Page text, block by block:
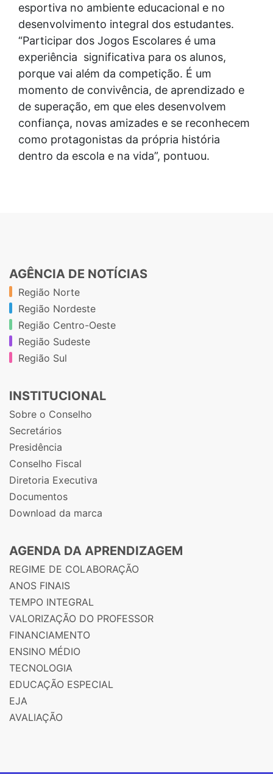
esportiva no ambiente educacional e no
desenvolvimento integral dos estudantes.
“Participar dos Jogos Escolares é uma
experiência significativa para os alunos,
porque vai além da competição. É um
momento de convivência, de aprendizado e
de superação, em que eles desenvolvem
confiança, novas amizades e se reconhecem
como protagonistas da própria história
dentro da escola e na vida”, pontuou.
AGÊNCIA DE NOTÍCIAS
Região Norte
Região Nordeste
Região Centro-Oeste
Região Sudeste
Região Sul
INSTITUCIONAL
Sobre o Conselho
Secretários
Presidência
Conselho Fiscal
Diretoria Executiva
Documentos
Download da marca
AGENDA DA APRENDIZAGEM
REGIME DE COLABORAÇÃO
ANOS FINAIS
TEMPO INTEGRAL
VALORIZAÇÃO DO PROFESSOR
FINANCIAMENTO
ENSINO MÉDIO
TECNOLOGIA
EDUCAÇÃO ESPECIAL
EJA
AVALIAÇÃO